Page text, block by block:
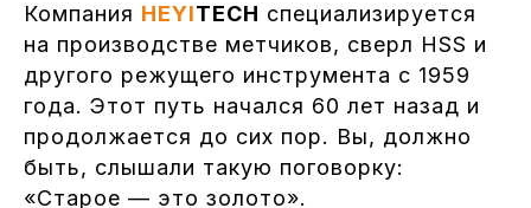
Компания HEYITECH специализируется
на производстве метчиков, сверл HSS и
другого режущего инструмента с 1959
года. Этот путь начался 60 лет назад и
продолжается до сих пор. Вы, должно
быть, слышали такую поговорку:
«Старое — это золото».